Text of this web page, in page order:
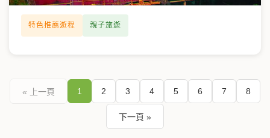
特色推薦遊程 親子旅遊
« 上一頁 1 2 3 4 5 6 7 8
下一頁 »